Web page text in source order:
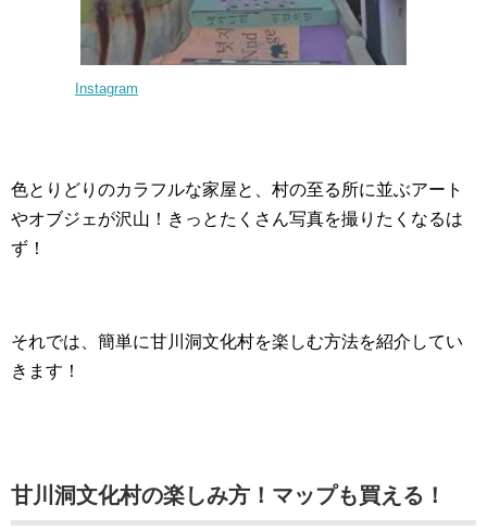
Instagram
色とりどりのカラフルな家屋と、村の至る所に並ぶアート
やオブジェが沢山！きっとたくさん写真を撮りたくなるは
ず！
それでは、簡単に甘川洞文化村を楽しむ方法を紹介してい
きます！
甘川洞文化村の楽しみ方！マップも買える！